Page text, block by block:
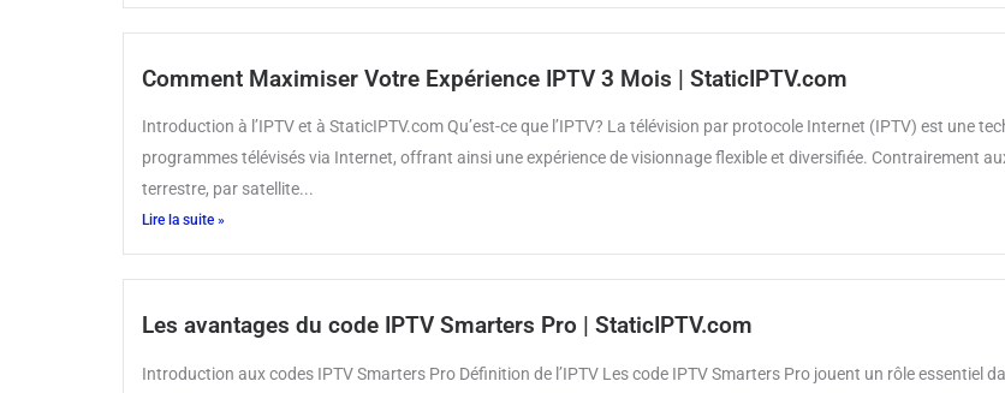
Comment Maximiser Votre Expérience IPTV 3 Mois | StaticIPTV.com
Introduction à l’IPTV et à StaticIPTV.com Qu’est-ce que l’IPTV? La télévision par protocole Internet (IPTV) est une
programmes télévisés via Internet, offrant ainsi une expérience de visionnage flexible et diversifiée. Contrairement
terrestre, par satellite...
Lire la suite »
Les avantages du code IPTV Smarters Pro | StaticIPTV.com
Introduction aux codes IPTV Smarters Pro Définition de l’IPTV Les code IPTV Smarters Pro jouent un rôle essentiel